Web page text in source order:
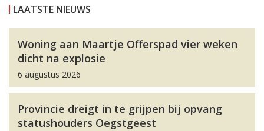
LAATSTE NIEUWS
Woning aan Maartje Offerspad vier weken
dicht na explosie
6 augustus 2026
Provincie dreigt in te grijpen bij opvang
statushouders Oegstgeest